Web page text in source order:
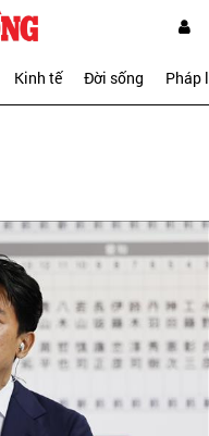
Kinh tế Đời sống Pháp